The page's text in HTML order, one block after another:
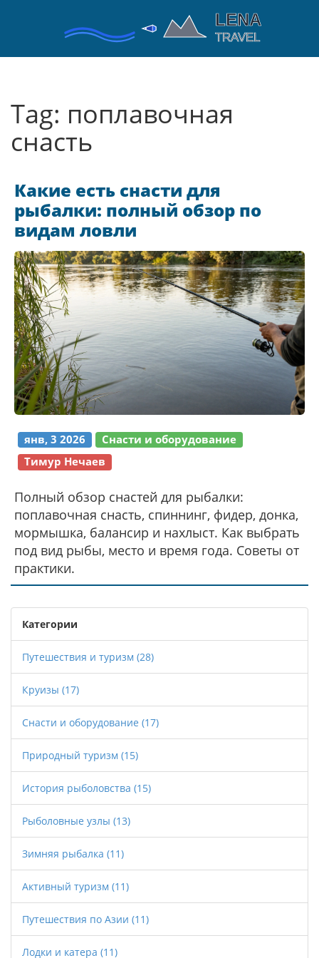
Tag: поплавочная
снасть
Какие есть снасти для
рыбалки: полный обзор по
видам ловли
янв, 3 2026
Снасти и оборудование
Тимур Нечаев
Полный обзор снастей для рыбалки:
поплавочная снасть, спиннинг, фидер, донка,
мормышка, балансир и нахлыст. Как выбрать
под вид рыбы, место и время года. Советы от
практики.
Категории
Путешествия и туризм (28)
Круизы (17)
Снасти и оборудование (17)
Природный туризм (15)
История рыболовства (15)
Рыболовные узлы (13)
Зимняя рыбалка (11)
Активный туризм (11)
Путешествия по Азии (11)
Лодки и катера (11)